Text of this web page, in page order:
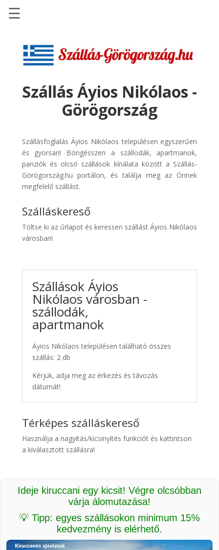
Szállások
Repülőjegy
pénzvisszatérítéssel
Discover
Cars
Transzfer
Kiwi
Taxi
☰
Szállás Áyios Nikólaos -
Görögország
Szállásfoglalás Áyios Nikólaos településen egyszerűen
és gyorsan! Böngésszen a szállodák, apartmanok,
panziók és olcsó szállások kínálata között a Szállás-
Görögország.hu portálon, és találja meg az Önnek
megfelelő szállást.
Szálláskereső
Töltse ki az űrlapot és keressen szállást Áyios Nikólaos
városban!
Szállások Áyios
Nikólaos városban -
szállodák,
apartmanok
Áyios Nikólaos településen található összes
szállás: 2 db
Kérjük, adja meg az érkezés és távozás
dátumát!
Térképes szálláskereső
Használja a nagyítás/kicsinyítés funkciót és kattintson
a kiválasztott szállásra!
Ideje kiruccani egy kicsit! Végre olcsóbban
várja álomutazása!
💡 Tipp: egyes szállásokon minimum 15%
kedvezmény is elérhető.